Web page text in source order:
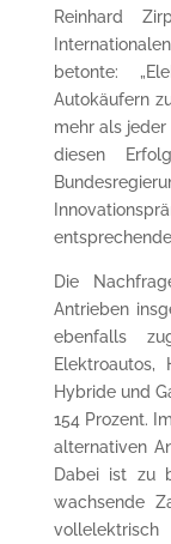
Reinhard
betonte:
Autokäufern
mehr als
diesen
Die
Antrieben
ebenfalls
Hybride und
154 Prozent.
alternativen
Dabei ist zu
wachsende
vollelektrisch